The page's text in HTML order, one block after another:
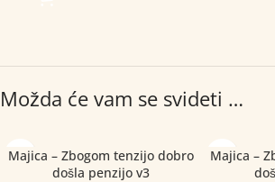
Možda će vam se svideti …
Majica – Zbogom tenzijo dobro
došla penzijo v3
Majica –